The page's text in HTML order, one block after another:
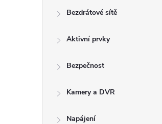
Bezdrátové sítě
Aktivní prvky
Bezpečnost
Kamery a DVR
Napájení